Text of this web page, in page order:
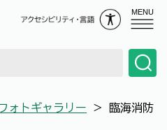
MENU
ォトギャラリー ＞
臨海消防